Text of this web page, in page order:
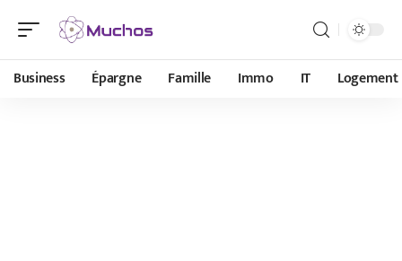
Business Épargne Famille Immo IT Logement